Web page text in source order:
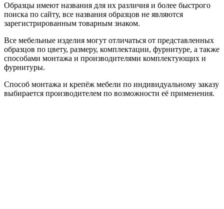
Образцы имеют названия для их различия и более быстрого
поиска по сайту, все названия образцов не являются
зарегистрированным товарным знаком.
Все мебельные изделия могут отличаться от представленных
образцов по цвету, размеру, комплектации, фурнитуре, а также
способами монтажа и производителями комплектующих и
фурнитуры.
Способ монтажа и крепёж мебели по индивидуальному заказу
выбирается производителем по возможности её применения.